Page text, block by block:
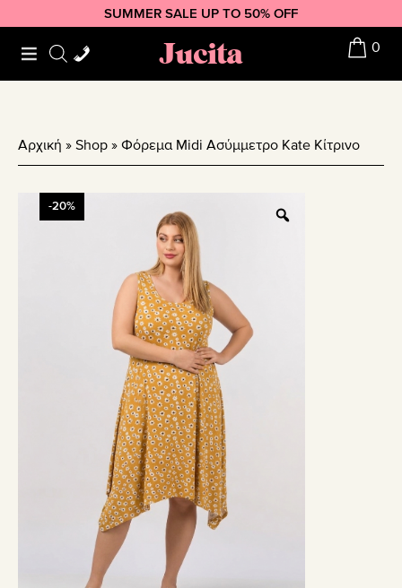
to
primary
to
main
to
footer
SUMMER SALE UP TO 50% OFF
Jucita 0
Αρχική » Shop » Φόρεμα Midi Ασύμμετρο Kate Κίτρινο
-20%